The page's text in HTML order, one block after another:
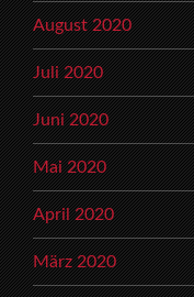
August 2020
Juli 2020
Juni 2020
Mai 2020
April 2020
März 2020